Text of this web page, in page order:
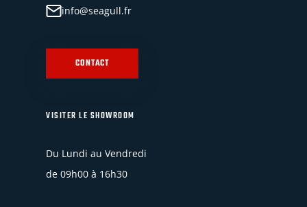
info@seagull.fr
CONTACT
VISITER LE SHOWROOM
Du Lundi au Vendredi
de 09h00 à 16h30